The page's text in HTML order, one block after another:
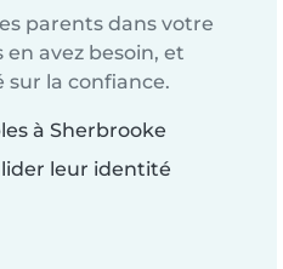
parents dans votre
avez besoin, et
sur la confiance.
à Sherbrooke
leur identité